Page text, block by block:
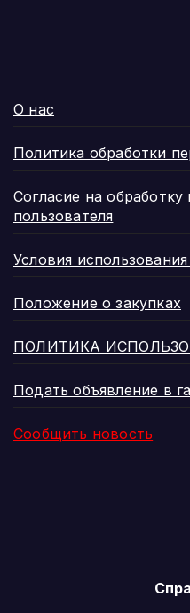
О нас
Политика обработки
Согласие на
пользователя
Условия
Положение о закупках
ПОЛИТИКА
Подать объявление в
Сообщить новость